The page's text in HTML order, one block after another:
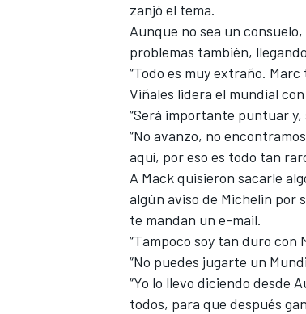
MÁS CATEGORÍAS
zanjó el tema.
Aunque no sea un consuelo,
problemas también,
“Todo es muy extraño.
Viñales lidera el mundial
“Será importante puntuar y,
“No avanzo, no
aquí, por eso es todo tan
A Mack quisieron sacarle
algún aviso de Michelin por
te mandan un e-mail.
“Tampoco soy tan duro con
“No puedes jugarte un
“Yo lo llevo diciendo desde
todos, para que después